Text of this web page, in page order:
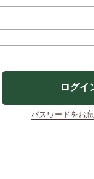
ログイ
パスワードをお